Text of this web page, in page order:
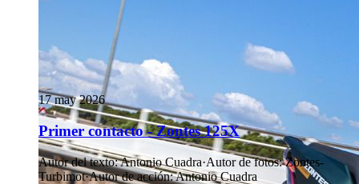
17 may 2026
Primer contacto - Zontes 125X
Autor del texto:Antonio Cuadra·Autor de fotos: Zontes-
Turbimot·Autor de acción:Antonio Cuadra